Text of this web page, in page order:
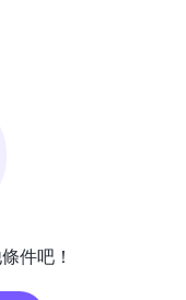
件吧！